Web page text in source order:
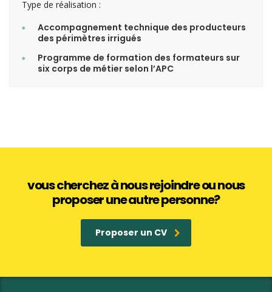
Type de réalisation :
Accompagnement technique des producteurs
des périmètres irrigués
Programme de formation des formateurs sur
six corps de métier selon l’APC
vous cherchez à nous rejoindre ou nous
proposer une autre personne?
Proposer un CV